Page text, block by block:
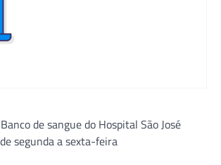
de sangue do Hospital São José
segunda a sexta-feira